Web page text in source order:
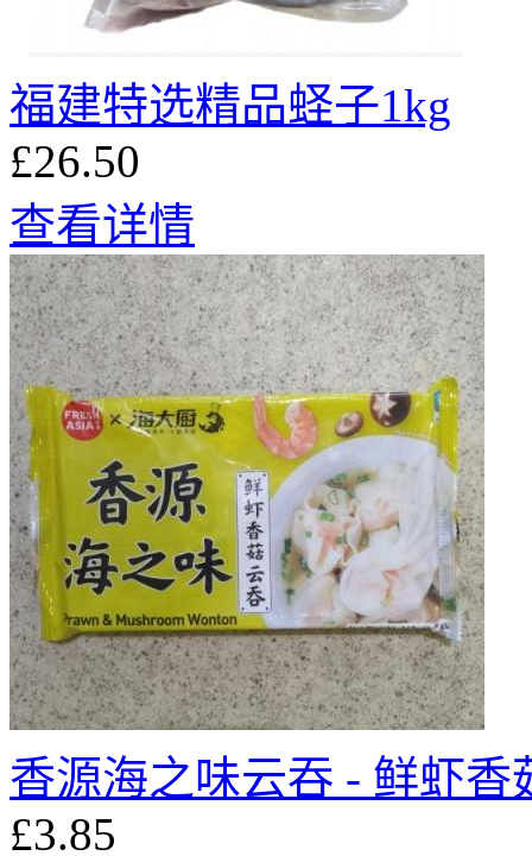
福建特选精品蛏子1kg
£26.50
查看详情
香源海之味云吞 - 鲜虾香
£3.85